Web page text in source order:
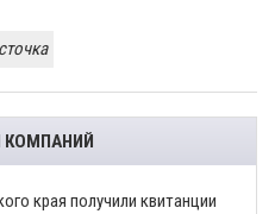
КОМПАНИЙ
края получили квитанции